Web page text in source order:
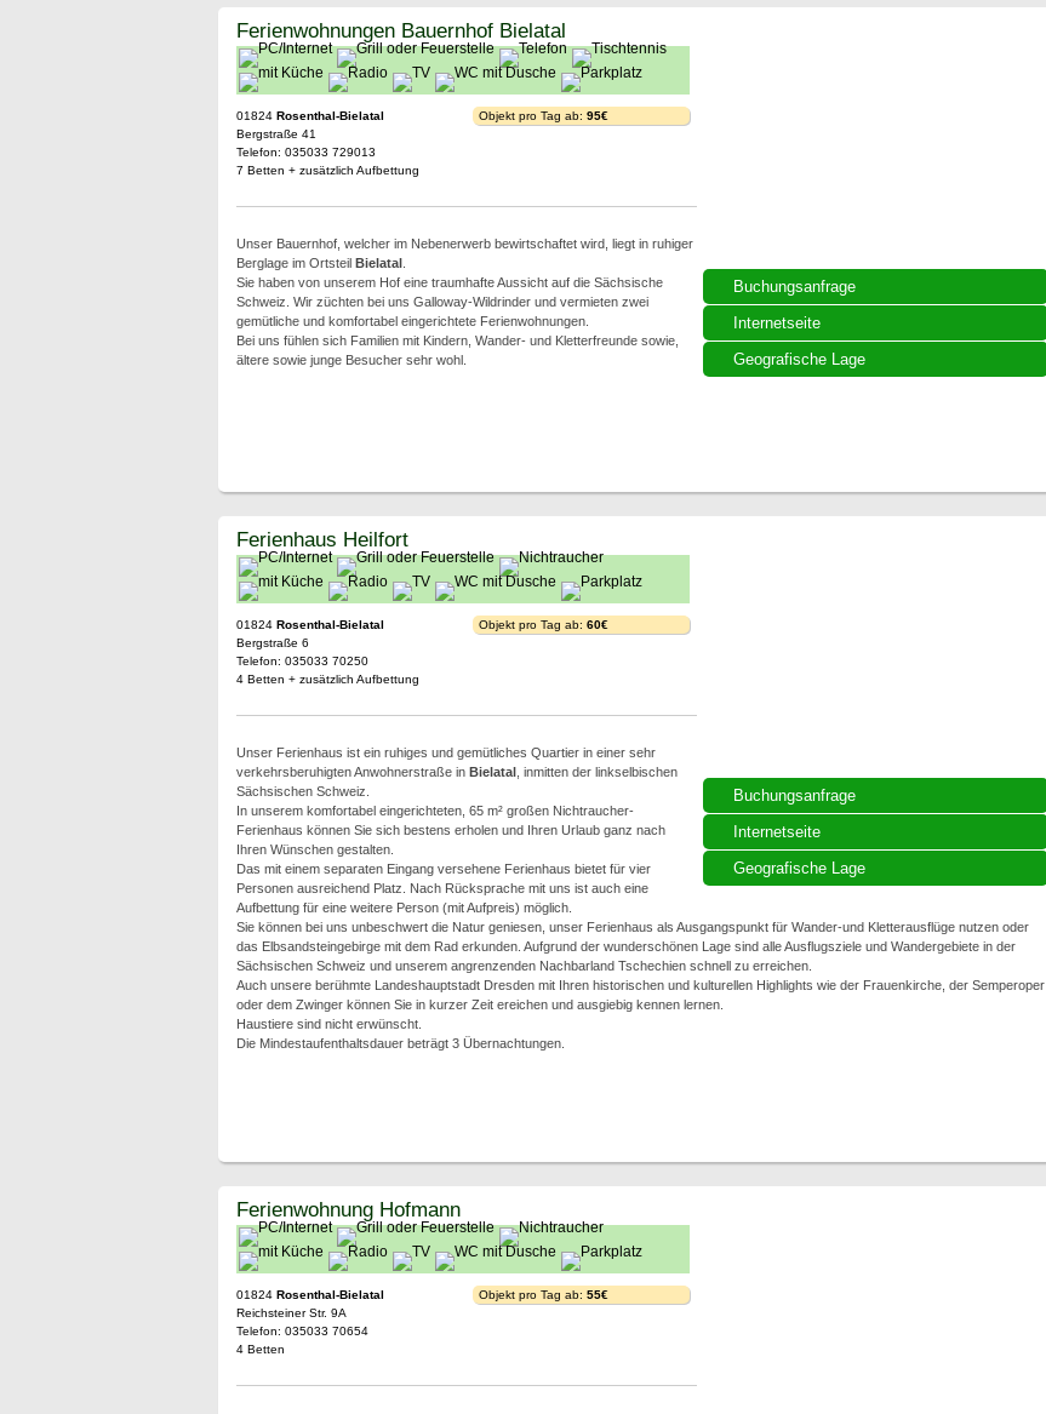
Buchungsanfrage
Internetseite
Geografische Lage
Ferienwohnungen Bauernhof Bielatal
01824 Rosenthal-Bielatal
Bergstraße 41
Telefon: 035033 729013
7 Betten + zusätzlich Aufbettung
Objekt pro Tag ab: 95€
Unser Bauernhof, welcher im Nebenerwerb bewirtschaftet wird, liegt in ruhiger
Berglage im Ortsteil Bielatal.
Sie haben von unserem Hof eine traumhafte Aussicht auf die Sächsische
Schweiz. Wir züchten bei uns Galloway-Wildrinder und vermieten zwei
gemütliche und komfortabel eingerichtete Ferienwohnungen.
Bei uns fühlen sich Familien mit Kindern, Wander- und Kletterfreunde sowie,
ältere sowie junge Besucher sehr wohl.
Buchungsanfrage
Internetseite
Geografische Lage
Ferienhaus Heilfort
01824 Rosenthal-Bielatal
Bergstraße 6
Telefon: 035033 70250
4 Betten + zusätzlich Aufbettung
Objekt pro Tag ab: 60€
Unser Ferienhaus ist ein ruhiges und gemütliches Quartier in einer sehr
verkehrsberuhigten Anwohnerstraße in Bielatal, inmitten der linkselbischen
Sächsischen Schweiz.
In unserem komfortabel eingerichteten, 65 m² großen Nichtraucher-
Ferienhaus können Sie sich bestens erholen und Ihren Urlaub ganz nach
Ihren Wünschen gestalten.
Das mit einem separaten Eingang versehene Ferienhaus bietet für vier
Personen ausreichend Platz. Nach Rücksprache mit uns ist auch eine
Aufbettung für eine weitere Person (mit Aufpreis) möglich.
Sie können bei uns unbeschwert die Natur geniesen, unser Ferienhaus als Ausgangspunkt für Wander-und Kletterausflüge nutzen oder
das Elbsandsteingebirge mit dem Rad erkunden. Aufgrund der wunderschönen Lage sind alle Ausflugsziele und Wandergebiete in der
Sächsischen Schweiz und unserem angrenzenden Nachbarland Tschechien schnell zu erreichen.
Auch unsere berühmte Landeshauptstadt Dresden mit Ihren historischen und kulturellen Highlights wie der Frauenkirche, der Semperoper
oder dem Zwinger können Sie in kurzer Zeit ereichen und ausgiebig kennen lernen.
Haustiere sind nicht erwünscht.
Die Mindestaufenthaltsdauer beträgt 3 Übernachtungen.
Ferienwohnung Hofmann
01824 Rosenthal-Bielatal
Reichsteiner Str. 9A
Telefon: 035033 70654
4 Betten
Objekt pro Tag ab: 55€